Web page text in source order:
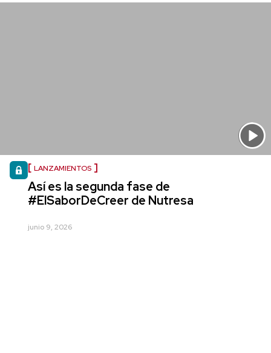
LANZAMIENTOS
Así es la segunda fase de
#ElSaborDeCreer de Nutresa
junio 9, 2026